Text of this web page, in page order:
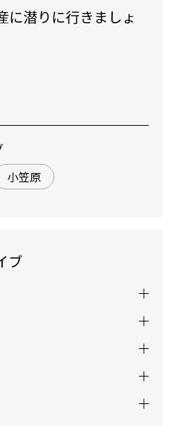
に潜りに行きましょ
小笠原
ブ